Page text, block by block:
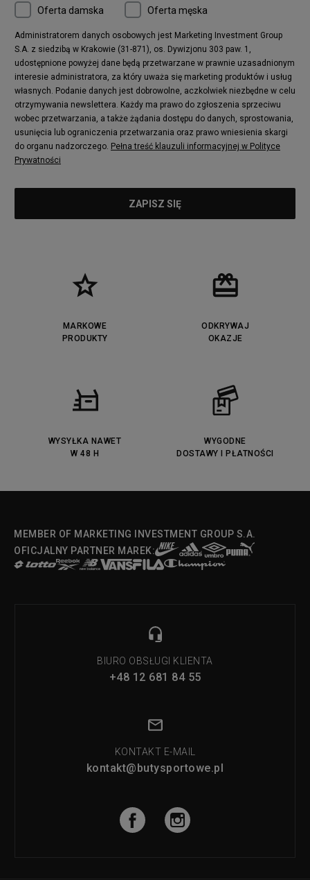
Nike Air More Uptempo
adidas Stan Smith
Puma Mayze
Reebok Club C
New Balance 2002
adidas NMD
Converse Run Star Hike
Nike Air Max Pulse
adidas Nizza
New Balance 997
adidas ZX
Nike Waffle One
Jordan Max Aura 4
Fila Disruptor
Timberland 6
adidas Retropy
Vans SK8-HI
adidas Adifom
Timberland Euro Sprint
Puma Caven
Lacoste Powercourt
Lacoste Carnaby
Vans Classic
Reebok Solution MID
Lacoste Menerva Sport
Puma Doublecourt
Fila Strada Low
Oferta damska Oferta męska
Administratorem danych osobowych jest Marketing Investment Group
S.A. z siedzibą w Krakowie (31-871), os. Dywizjonu 303 paw. 1,
udostępnione powyżej dane będą przetwarzane w prawnie uzasadnionym
interesie administratora, za który uważa się marketing produktów i usług
własnych. Podanie danych jest dobrowolne, aczkolwiek niezbędne w celu
otrzymywania newslettera. Każdy ma prawo do zgłoszenia sprzeciwu
wobec przetwarzania, a także żądania dostępu do danych, sprostowania,
usunięcia lub ograniczenia przetwarzania oraz prawo wniesienia skargi
do organu nadzorczego. Pełna treść klauzuli informacyjnej w Polityce
Prywatności
MARKOWE
PRODUKTY
ODKRYWAJ
OKAZJE
WYSYŁKA NAWET
W 48 H
WYGODNE
DOSTAWY I PŁATNOŚCI
MEMBER OF MARKETING INVESTMENT GROUP S.A.
OFICJALNY PARTNER MAREK:
BIURO OBSŁUGI KLIENTA
+48 12 681 84 55
KONTAKT E-MAIL
kontakt@butysportowe.pl